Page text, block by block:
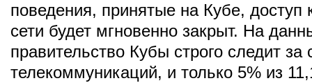
поведения, принятые на Кубе, доступ
сети будет мгновенно закрыт. На
правительство Кубы строго следит за
телекоммуникаций, и только 5% из